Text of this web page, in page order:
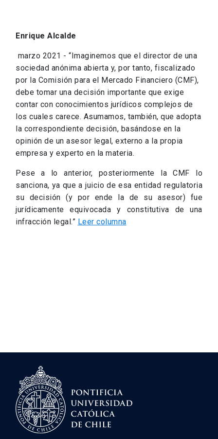
Enrique Alcalde
marzo 2021 - “Imaginemos que el director de una
sociedad anónima abierta y, por tanto, fiscalizado
por la Comisión para el Mercado Financiero (CMF),
debe tomar una decisión importante que exige
contar con conocimientos jurídicos complejos de
los cuales carece. Asumamos, también, que adopta
la correspondiente decisión, basándose en la
opinión de un asesor legal, externo a la propia
empresa y experto en la materia.
Pese a lo anterior, posteriormente la CMF lo
sanciona, ya que a juicio de esa entidad regulatoria
su decisión (y por ende la de su asesor) fue
jurídicamente equivocada y constitutiva de una
infracción legal.” Leer columna